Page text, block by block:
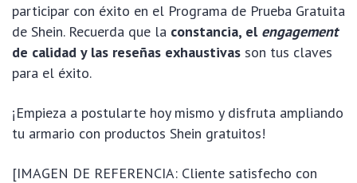
participar con éxito en el Programa de Prueba Gratuita
de Shein. Recuerda que la constancia, el engagement
de calidad y las reseñas exhaustivas son tus claves
para el éxito.
¡Empieza a postularte hoy mismo y disfruta ampliando
tu armario con productos Shein gratuitos!
[IMAGEN DE REFERENCIA: Cliente satisfecho con